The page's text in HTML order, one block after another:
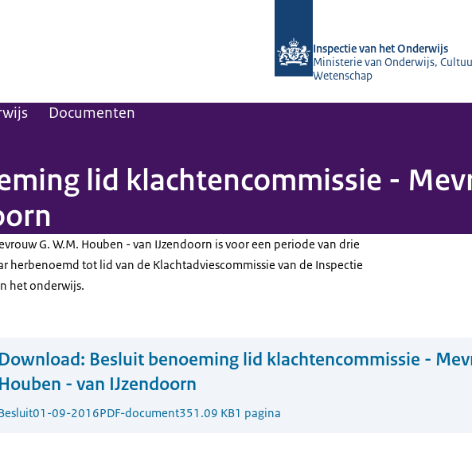
Inspectie van het Onderwijs
Ministerie van Onderwijs,
Wetenschap
Documenten
lid klachtencommissie -
G. W.M. Houben - van IJzendoorn is voor een periode van drie
herbenoemd tot lid van de Klachtadviescommissie van de Inspectie
het onderwijs.
Download: Besluit benoeming lid klachtencommissie -
Houben - van IJzendoorn
01-09-2016PDF-document351.09 KB1 pagina